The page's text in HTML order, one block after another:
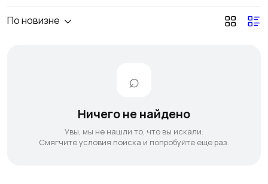
По новизне
Ничего не найдено
Увы, мы не нашли то, что вы искали.
Смягчите условия поиска и попробуйте еще раз.